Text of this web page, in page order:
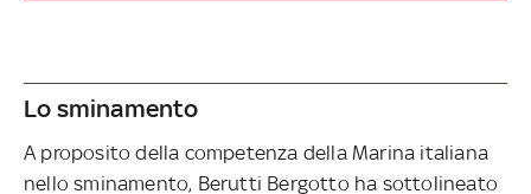
Lo sminamento
A proposito della competenza della Marina italiana
nello sminamento, Berutti Bergotto ha sottolineato